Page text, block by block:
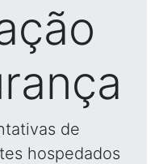
de
hospedados